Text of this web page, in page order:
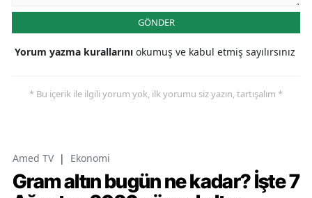
GÖNDER
Yorum yazma kurallarını okumuş ve kabul etmiş sayılırsınız
* Bu içerik ile ilgili yorum yok, ilk yorumu siz yazın, tartışalım *
Amed TV | Ekonomi
Gram altın bugün ne kadar? İşte 7